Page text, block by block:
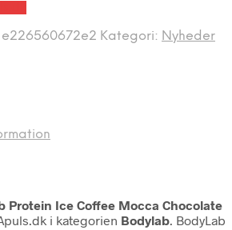
e226560672e2 Kategori: Nyheder
Protein Ice Coffee Mocca Chocolate
i kategorien Bodylab. BodyLab